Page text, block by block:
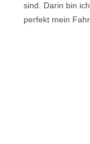
sind. Darin bin
perfekt mein